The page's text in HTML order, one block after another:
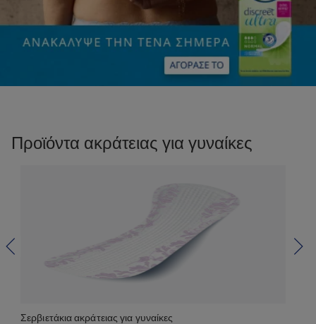
Προϊόντα ακράτειας για γυναίκες
Σερβιετάκια ακράτειας για γυναίκες